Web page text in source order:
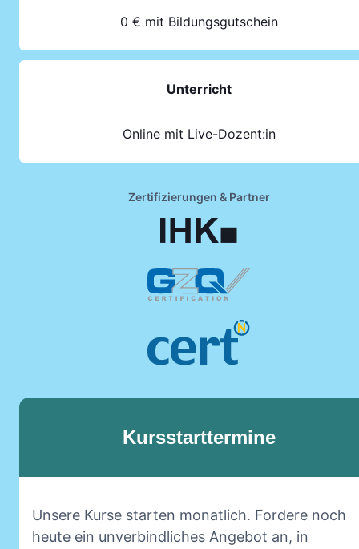
0 € mit Bildungsgutschein
Unterricht
Online mit Live-Dozent:in
Zertifizierungen & Partner
Kursstarttermine
Unsere Kurse starten monatlich. Fordere noch
heute ein unverbindliches Angebot an, in